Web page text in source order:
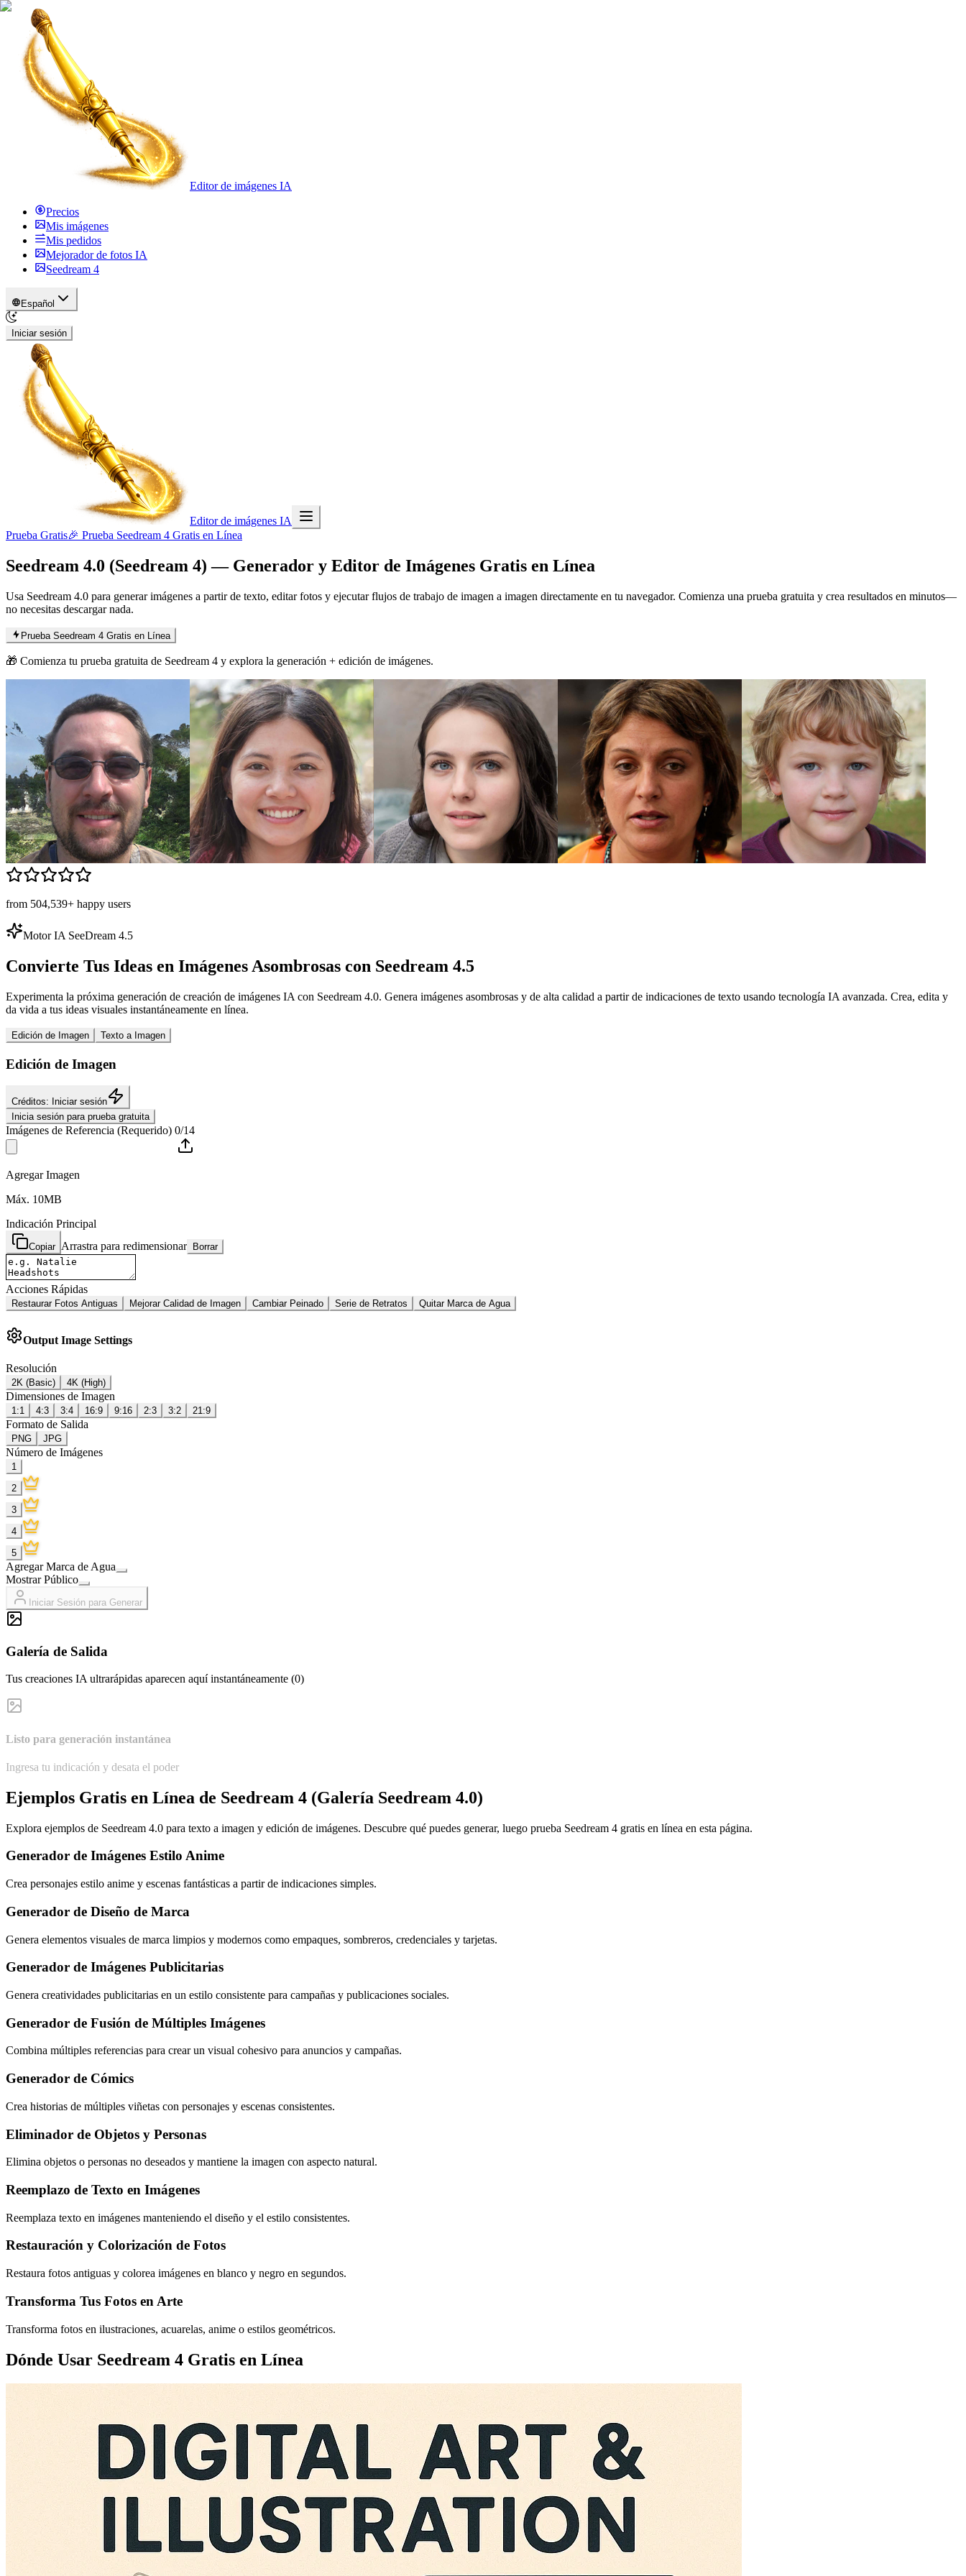
Editor de imágenes IA
Precios
Mis imágenes
Mis pedidos
Mejorador de fotos IA
Seedream 4
Español
Iniciar sesión
Editor de imágenes IA
Prueba Gratis🎉 Prueba Seedream 4 Gratis en Línea
Seedream 4.0 (Seedream 4) — Generador y Editor de Imágenes Gratis en Línea
Usa Seedream 4.0 para generar imágenes a partir de texto, editar fotos y ejecutar flujos de trabajo de imagen a imagen directamente en tu navegador. Comienza una prueba gratuita y crea resultados en minutos—
no necesitas descargar nada.
Prueba Seedream 4 Gratis en Línea
🎁 Comienza tu prueba gratuita de Seedream 4 y explora la generación + edición de imágenes.
from 504,539+ happy users
Motor IA SeeDream 4.5
Convierte Tus Ideas en Imágenes Asombrosas con Seedream 4.5
Experimenta la próxima generación de creación de imágenes IA con Seedream 4.0. Genera imágenes asombrosas y de alta calidad a partir de indicaciones de texto usando tecnología IA avanzada. Crea, edita y
da vida a tus ideas visuales instantáneamente en línea.
Edición de Imagen Texto a Imagen
Edición de Imagen
Créditos: Iniciar sesión
Inicia sesión para prueba gratuita
Imágenes de Referencia (Requerido) 0/14
Agregar Imagen
Máx. 10MB
Indicación Principal
Copiar Arrastra para redimensionar Borrar
Acciones Rápidas
Restaurar Fotos Antiguas Mejorar Calidad de Imagen Cambiar Peinado Serie de Retratos Quitar Marca de Agua
Output Image Settings
Resolución
2K (Basic) 4K (High)
Dimensiones de Imagen
1:1 4:3 3:4 16:9 9:16 2:3 3:2 21:9
Formato de Salida
PNG JPG
Número de Imágenes
1
2
3
4
5
Agregar Marca de Agua
Mostrar Público
Iniciar Sesión para Generar
Galería de Salida
Tus creaciones IA ultrarápidas aparecen aquí instantáneamente (0)
Listo para generación instantánea
Ingresa tu indicación y desata el poder
Ejemplos Gratis en Línea de Seedream 4 (Galería Seedream 4.0)
Explora ejemplos de Seedream 4.0 para texto a imagen y edición de imágenes. Descubre qué puedes generar, luego prueba Seedream 4 gratis en línea en esta página.
Generador de Imágenes Estilo Anime
Crea personajes estilo anime y escenas fantásticas a partir de indicaciones simples.
Generador de Diseño de Marca
Genera elementos visuales de marca limpios y modernos como empaques, sombreros, credenciales y tarjetas.
Generador de Imágenes Publicitarias
Genera creatividades publicitarias en un estilo consistente para campañas y publicaciones sociales.
Generador de Fusión de Múltiples Imágenes
Combina múltiples referencias para crear un visual cohesivo para anuncios y campañas.
Generador de Cómics
Crea historias de múltiples viñetas con personajes y escenas consistentes.
Eliminador de Objetos y Personas
Elimina objetos o personas no deseados y mantiene la imagen con aspecto natural.
Reemplazo de Texto en Imágenes
Reemplaza texto en imágenes manteniendo el diseño y el estilo consistentes.
Restauración y Colorización de Fotos
Restaura fotos antiguas y colorea imágenes en blanco y negro en segundos.
Transforma Tus Fotos en Arte
Transforma fotos en ilustraciones, acuarelas, anime o estilos geométricos.
Dónde Usar Seedream 4 Gratis en Línea